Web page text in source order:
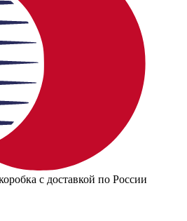
с доставкой по России